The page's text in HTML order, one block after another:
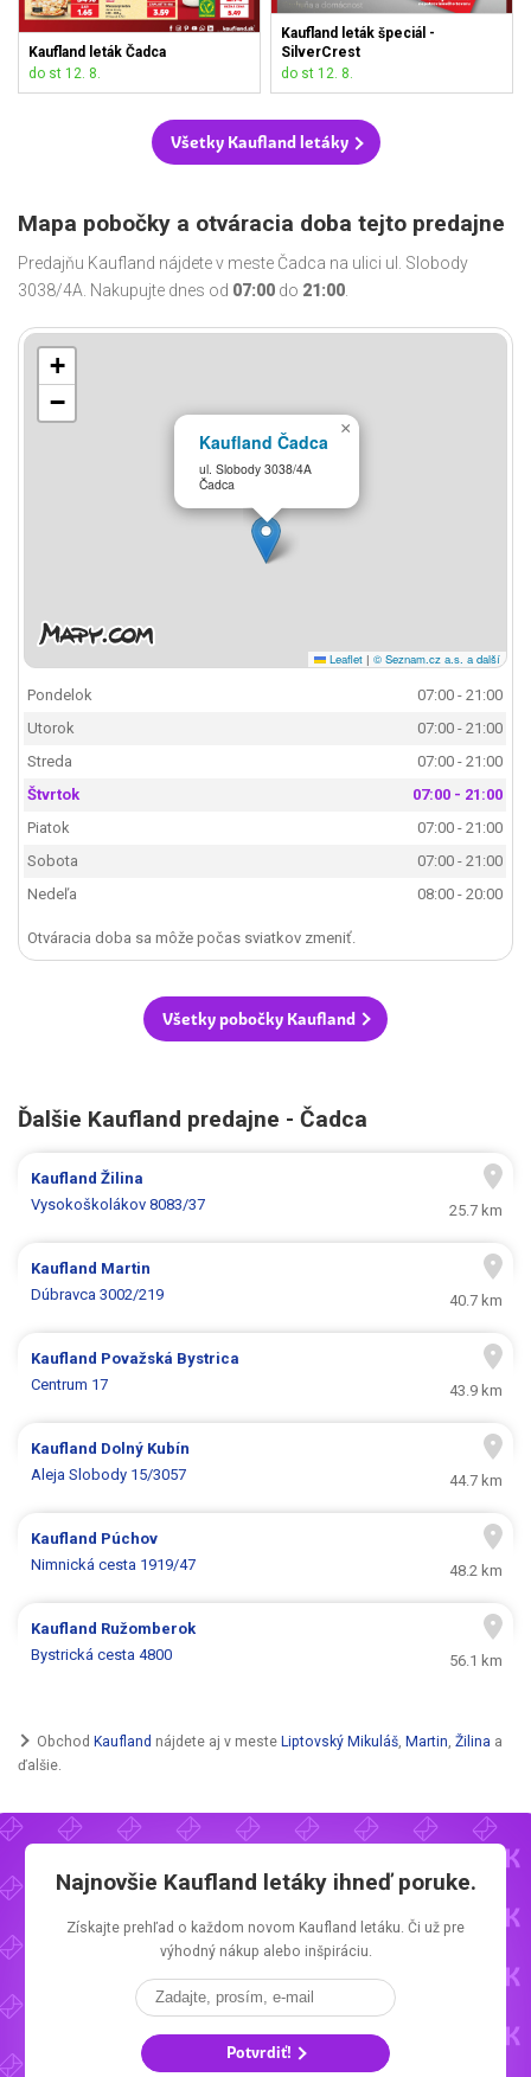
Kaufland leták Čadca
do st 12. 8.
Kaufland leták špeciál -
SilverCrest
do st 12. 8.
Všetky Kaufland letáky
Mapa pobočky a otváracia doba tejto predajne
Predajňu Kaufland nájdete v meste Čadca na ulici ul. Slobody
3038/4A. Nakupujte dnes od 07:00 do 21:00
Kaufland Čadca
ul. Slobody 3038/4A
Čadca
×
+
−
Leaflet | © Seznam.cz a.s. a další
Pondelok
07:00 - 21:00
Utorok
07:00 - 21:00
Streda
07:00 - 21:00
Štvrtok
07:00 - 21:00
Piatok
07:00 - 21:00
Sobota
07:00 - 21:00
Nedeľa
08:00 - 20:00
Otváracia doba sa môže počas sviatkov zmeniť.
Všetky pobočky Kaufland
Ďalšie Kaufland predajne - Čadca
KauflandŽilina
Vysokoškolákov 8083/37
25.7 km
Kaufland Martin
Dúbravca 3002/219
40.7 km
Kaufland Považská Bystrica
Centrum 17
43.9 km
Kaufland Dolný Kubín
Aleja Slobody 15/3057
44.7 km
Kaufland Púchov
Nimnická cesta 1919/47
48.2 km
Kaufland Ružomberok
Bystrická cesta 4800
56.1 km
Obchod Kaufland nájdete aj v meste Liptovský Mikuláš Martin Žilina a
ďalšie.
Najnovšie Kaufland letákyihneď poruke.
Získajte prehľad o každom novom Kaufland letáku. Či už pre
výhodný nákup alebo inšpiráciu.
Potvrdiť!